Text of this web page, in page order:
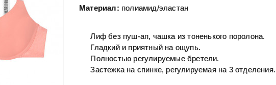
Материал: полиамид/эластан
Лиф без пуш-ап, чашка из тоненького поролона.
Гладкий и приятный на ощупь.
Полностью регулируемые бретели.
Застежка на спинке, регулируемая на 3 отделения.